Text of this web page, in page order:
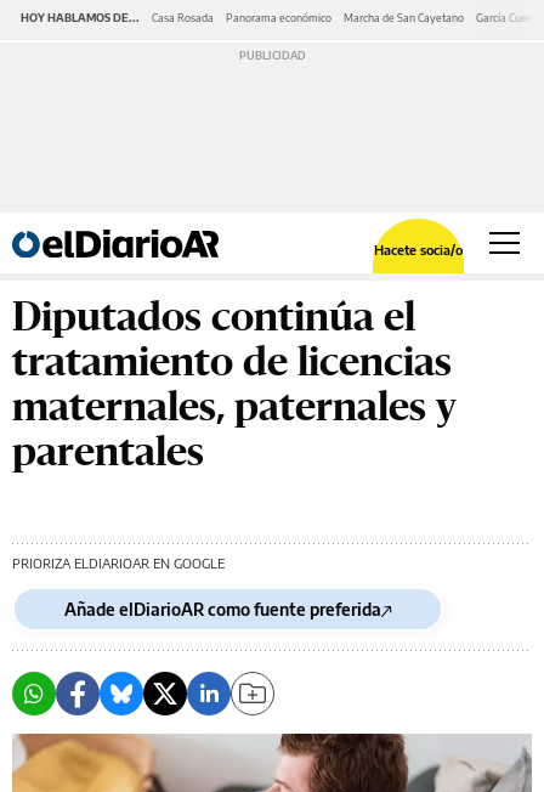
HOY HABLAMOS DE... Casa Rosada Panorama económico Marcha de San Cayetano García Cuerva
Hacete socia/o
Diputados continúa el
tratamiento de licencias
maternales, paternales y
parentales
PRIORIZA ELDIARIOAR EN GOOGLE
Añade elDiarioAR como fuente preferida